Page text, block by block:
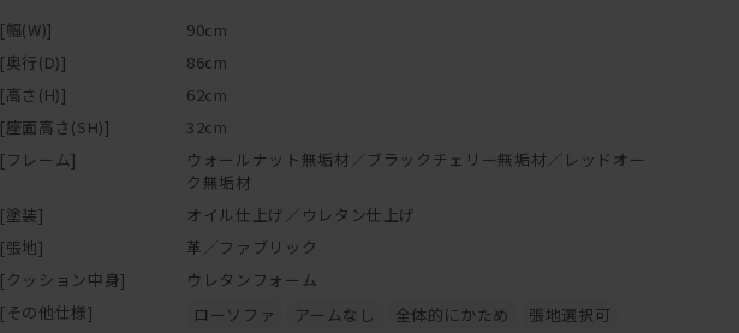
普段のお手入れは乾拭きで十分ですが、定期的にオイルを上塗りするメンテナンスを行
えば、木に艶が戻り色はやや濃くなります。同時に傷やシミは目立ちにくくもなります。
オイル塗装は、別売りのメンテナンスキッド（ドイツ・リボス社製）を使用して、ご自
身で行うことが可能です。
1年に1回程度を目安としてオイルメンテナンスを行うことで、時間の経過とともに深い
味わいを楽しむことができます。
メンテナンスキットのご購入は
こちら
【ご注意】ウレタン塗装・突板の製品にはご使用できません。
[幅(W)]
90cm
[奥行(D)]
86cm
[高さ(H)]
62cm
[座面高さ(SH)]
32cm
[フレーム]
ウォールナット無垢材／ブラックチェリー無垢材／レッドオー
ク無垢材
[塗装]
オイル仕上げ／ウレタン仕上げ
[張地]
革／ファブリック
[クッション中身]
ウレタンフォーム
[その他仕様]
ローソファ アームなし 全体的にかため
張地選択可